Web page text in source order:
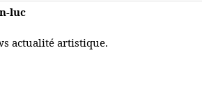
luc
actualité artistique.